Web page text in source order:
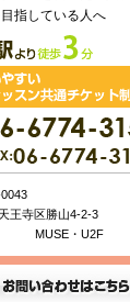
指している人へ
王寺区勝山4-2-3
MUSE・U2F